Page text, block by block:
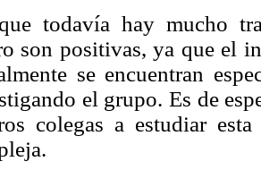
todavía hay mucho
son positivas, ya que el
se encuentran
el grupo. Es de
colegas a estudiar